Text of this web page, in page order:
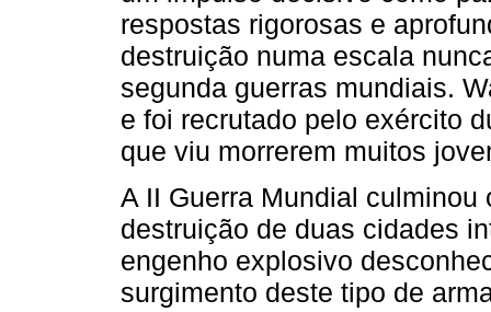
respostas rigorosas e
destruição numa escala
segunda guerras mundiais.
e foi recrutado pelo exército
que viu morrerem muitos
A II Guerra Mundial
destruição de duas cidades
engenho explosivo
surgimento deste tipo de